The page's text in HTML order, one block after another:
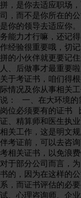
拼，是你去适应职场
司，而不是你所在的
是你的领导去适应你
务能力才行嘛，还记
作经验很重要哦，切
拼的小伙伴就更要记
人、后做事才最重要
关于考证书，咱们得
际情况及你从事相关
说： 一、在大环境的
岗位必须要有的证书
证、精算师和医生执
相关工作，这是明文
伴考证前，可以去咨
考相关证书，以免浪
对于部分公司而言，
书的，因为在这样的
系，而证书评估的必
试、心理咨询师、企